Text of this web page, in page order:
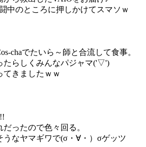
中のところに押しかけてスマソｗ
chaでたいら～師と合流して食事。
たらしくみんなパジャマ('▽')
てきましたｗｗ
ったので色々回る。
うなヤマギワで(σ・∀・）σゲッツ